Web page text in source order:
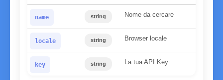
name string Nome da cercare
locale string Browser locale
key string La tua API Key